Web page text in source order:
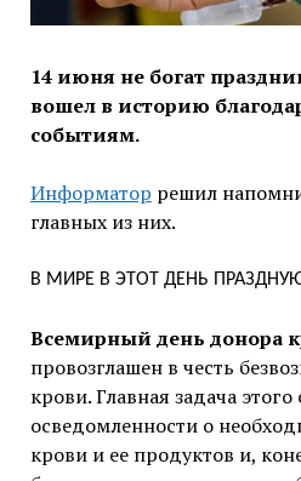
14 июня не богат
вошел в историю
событиям.
Информатор решил
главных из них.
В МИРЕ В ЭТОТ ДЕНЬ
Всемирный день донора
провозглашен в честь
крови. Главная задача
осведомленности о
крови и ее продуктов и,